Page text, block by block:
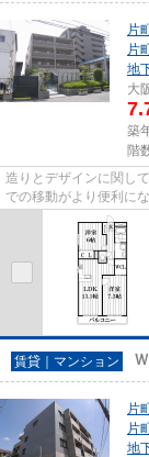
片
片
地
大
築
階
造りとデザインに関し
での移動がより便利に
ら徒歩7分にある物件な
賃貸｜マンション
片
片
地